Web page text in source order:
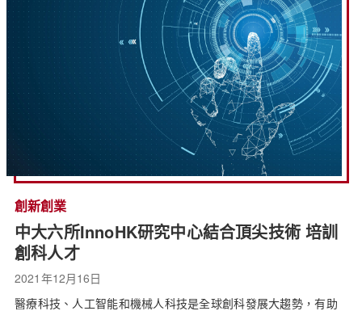
創新創業
中大六所InnoHK研究中心結合頂尖技術 培訓
創科人才
2021年12月16日
醫療科技、人工智能和機械人科技是全球創科發展大趨勢，有助